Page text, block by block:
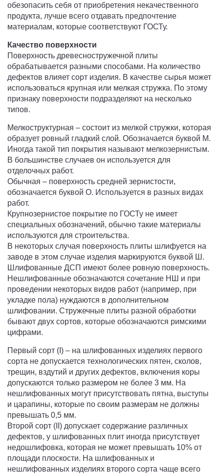
обезопасить себя от приобретения некачественного
продукта, лучше всего отдавать предпочтение
материалам, которые соответствуют ГОСТу.
Качество поверхности
Поверхность древесностружечной плиты
обрабатывается разными способами. На количество
дефектов влияет сорт изделия. В качестве сырья может
использоваться крупная или мелкая стружка. По этому
признаку поверхности подразделяют на несколько
типов.
Мелкоструктурная – состоит из мелкой стружки, которая
образует ровный гладкий слой. Обозначается буквой М.
Иногда такой тип покрытия называют мелкозернистым.
В большинстве случаев он используется для
отделочных работ.
Обычная – поверхность средней зернистости,
обозначается буквой О. Используется в разных видах
работ.
Крупнозернистое покрытие по ГОСТу не имеет
специальных обозначений, обычно такие материалы
используются для строительства.
В некоторых случая поверхность плиты шлифуется на
заводе в этом случае изделия маркируются буквой Ш.
Шлифованные ДСП имеют более ровную поверхность.
Нешлифованные обозначаются сочетание НШ и при
проведении некоторых видов работ (например, при
укладке пола) нуждаются в дополнительном
шлифовании. Стружечные плиты разной обработки
бывают двух сортов, которые обозначаются римскими
цифрами.
Первый сорт (I) – на шлифованных изделиях первого
сорта не допускается технологических пятен, сколов,
трещин, вздутий и других дефектов, включения коры
допускаются только размером не более 3 мм. На
нешлифованных могут присутствовать пятна, выступы
и царапины, которые по своим размерам не должны
превышать 0,5 мм.
Второй сорт (II) допускает содержание различных
дефектов, у шлифованных плит иногда присутствует
недошлифовка, которая не может превышать 10% от
площади плоскости. На шлифованных и
нешлифованных изделиях второго сорта чаще всего